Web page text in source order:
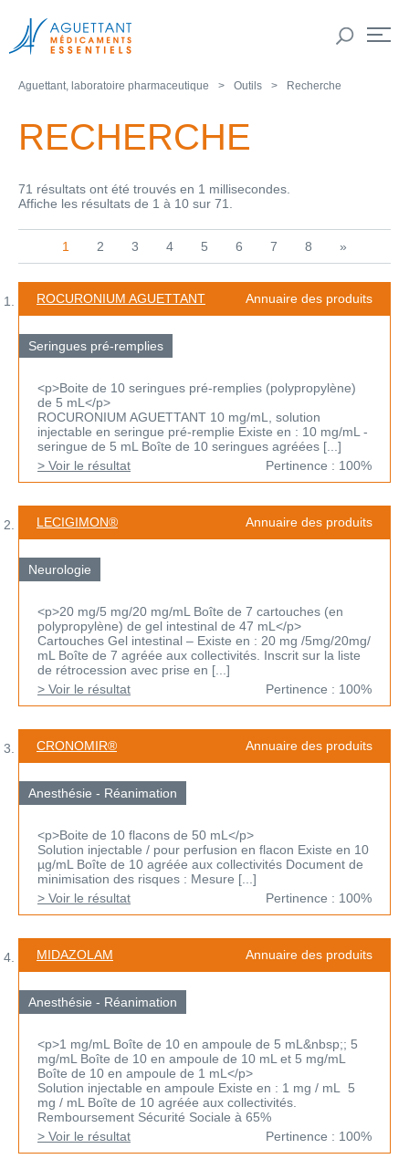
Aguettant, laboratoire pharmaceutique Outils Recherche
RECHERCHE
71 résultats ont été trouvés en 1 millisecondes.
Affiche les résultats de 1 à 10 sur 71.
1 2 3 4 5 6 7 8 »
ROCURONIUM AGUETTANT Annuaire des produits
Seringues pré-remplies
<p>Boite de 10 seringues pré-remplies (polypropylène)
de 5 mL</p>
ROCURONIUM AGUETTANT 10 mg/mL, solution
injectable en seringue pré-remplie Existe en : 10 mg/mL -
seringue de 5 mL Boîte de 10 seringues agréées [...]
> Voir le résultat
Pertinence : 100%
LECIGIMON® Annuaire des produits
Neurologie
<p>20 mg/5 mg/20 mg/mL Boîte de 7 cartouches (en
polypropylène) de gel intestinal de 47 mL</p>
Cartouches Gel intestinal – Existe en : 20 mg /5mg/20mg/
mL Boîte de 7 agréée aux collectivités. Inscrit sur la liste
de rétrocession avec prise en [...]
> Voir le résultat
Pertinence : 100%
CRONOMIR® Annuaire des produits
Anesthésie - Réanimation
<p>Boite de 10 flacons de 50 mL</p>
Solution injectable / pour perfusion en flacon Existe en 10
µg/mL Boîte de 10 agréée aux collectivités Document de
minimisation des risques : Mesure [...]
> Voir le résultat
Pertinence : 100%
MIDAZOLAM Annuaire des produits
Anesthésie - Réanimation
<p>1 mg/mL Boîte de 10 en ampoule de 5 mL&nbsp;; 5
mg/mL Boîte de 10 en ampoule de 10 mL et 5 mg/mL
Boîte de 10 en ampoule de 1 mL</p>
Solution injectable en ampoule Existe en : 1 mg / mL 5
mg / mL Boîte de 10 agréée aux collectivités.
Remboursement Sécurité Sociale à 65%
> Voir le résultat
Pertinence : 100%